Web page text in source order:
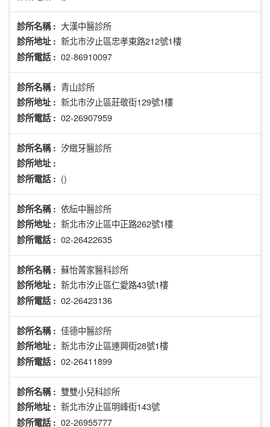
診所名稱 : 大漢中醫診所
診所地址 : 新北市汐止區忠孝東路212號1樓
診所電話 : 02-86910097
診所名稱 : 青山診所
診所地址 : 新北市汐止區莊敬街129號1樓
診所電話 : 02-26907959
診所名稱 : 汐緻牙醫診所
診所地址 :
診所電話 : ()
診所名稱 : 依紜中醫診所
診所地址 : 新北市汐止區中正路262號1樓
診所電話 : 02-26422635
診所名稱 : 蘇怡菁家醫科診所
診所地址 : 新北市汐止區仁愛路43號1樓
診所電話 : 02-26423136
診所名稱 : 佳德中醫診所
診所地址 : 新北市汐止區連興街28號1樓
診所電話 : 02-26411899
診所名稱 : 雙雙小兒科診所
診所地址 : 新北市汐止區明峰街143號
診所電話 : 02-26955777